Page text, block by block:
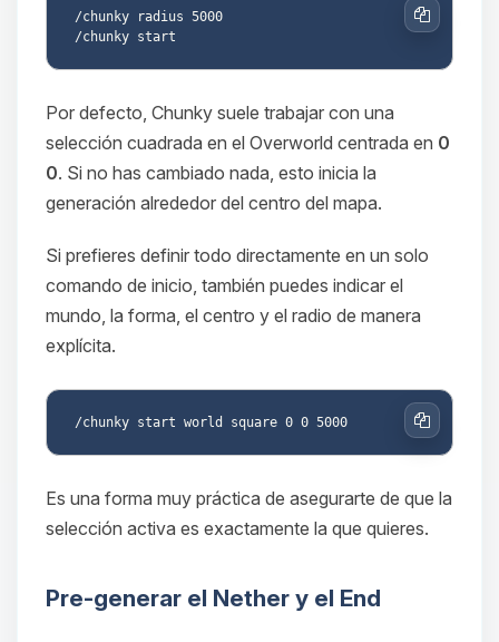
/chunky radius 5000
Copiar
Por defecto, Chunky suele trabajar con una
selección cuadrada en el Overworld centrada en 0
0. Si no has cambiado nada, esto inicia la
generación alrededor del centro del mapa.
Si prefieres definir todo directamente en un solo
comando de inicio, también puedes indicar el
mundo, la forma, el centro y el radio de manera
explícita.
Copiar
Es una forma muy práctica de asegurarte de que la
selección activa es exactamente la que quieres.
Pre-generar el Nether y el End